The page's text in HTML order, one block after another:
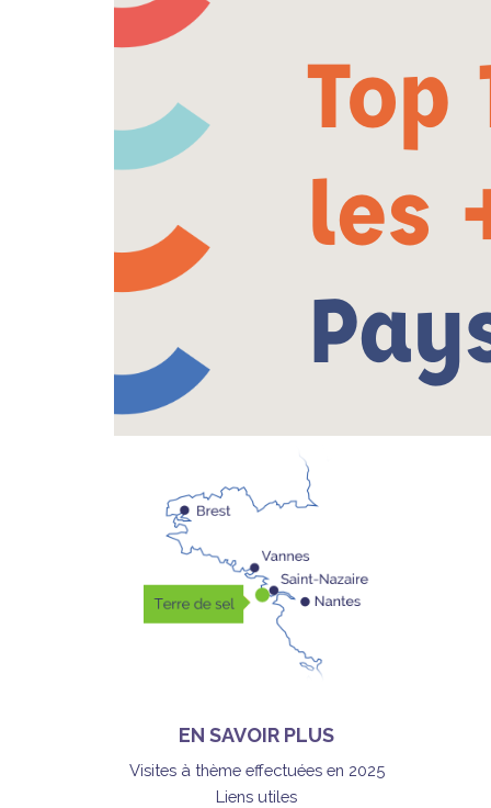
EN SAVOIR PLUS
Visites à thème effectuées en 2025
Liens utiles